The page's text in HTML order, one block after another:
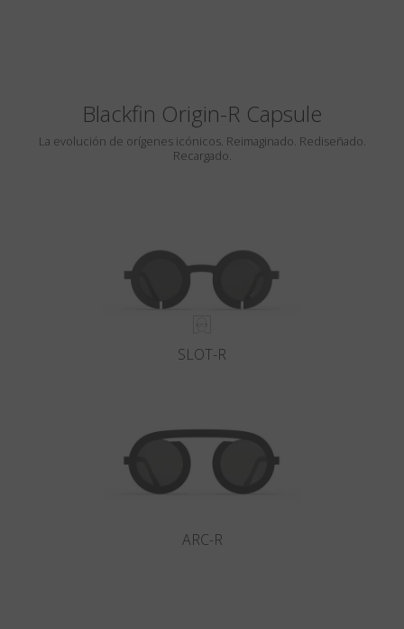
Blackfin Origin-R Capsule
La evolución de orígenes icónicos. Reimaginado. Rediseñado.
Recargado.
SLOT-R
ARC-R